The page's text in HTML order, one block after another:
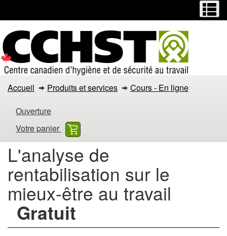
contenu
principal
la
version
HTML
simplifiée
L'analyse
de
rentabilisation
sur
le
mieux-
être
au
Accueil Produits et services
Cours - En ligne
Ouverture
Votre panier
L'analyse de
rentabilisation sur le
mieux-être au travail
Gratuit